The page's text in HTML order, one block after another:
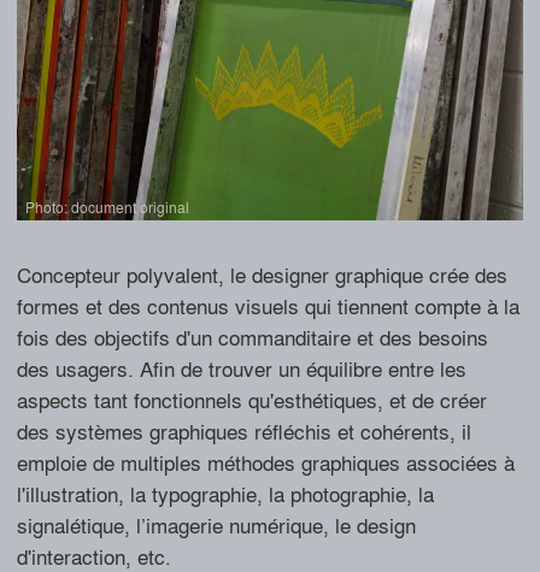
Photo: document original
Photo: document original
Toutes les images (14)
Concepteur polyvalent, le designer graphique crée des
formes et des contenus visuels qui tiennent compte à la
fois des objectifs d'un commanditaire et des besoins
des usagers. Afin de trouver un équilibre entre les
aspects tant fonctionnels qu'esthétiques, et de créer
des systèmes graphiques réfléchis et cohérents, il
emploie de multiples méthodes graphiques associées à
l'illustration, la typographie, la photographie, la
signalétique, l’imagerie numérique, le design
d'interaction, etc.